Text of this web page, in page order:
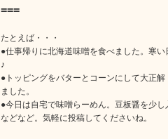
===
たとえば・・・
●仕事帰りに北海道味噌を食べました。寒
♪
●トッピングをバターとコーンにして大正
ました。
●今日は自宅で味噌らーめん。豆板醤を少
などなど。気軽に投稿してくださいね。